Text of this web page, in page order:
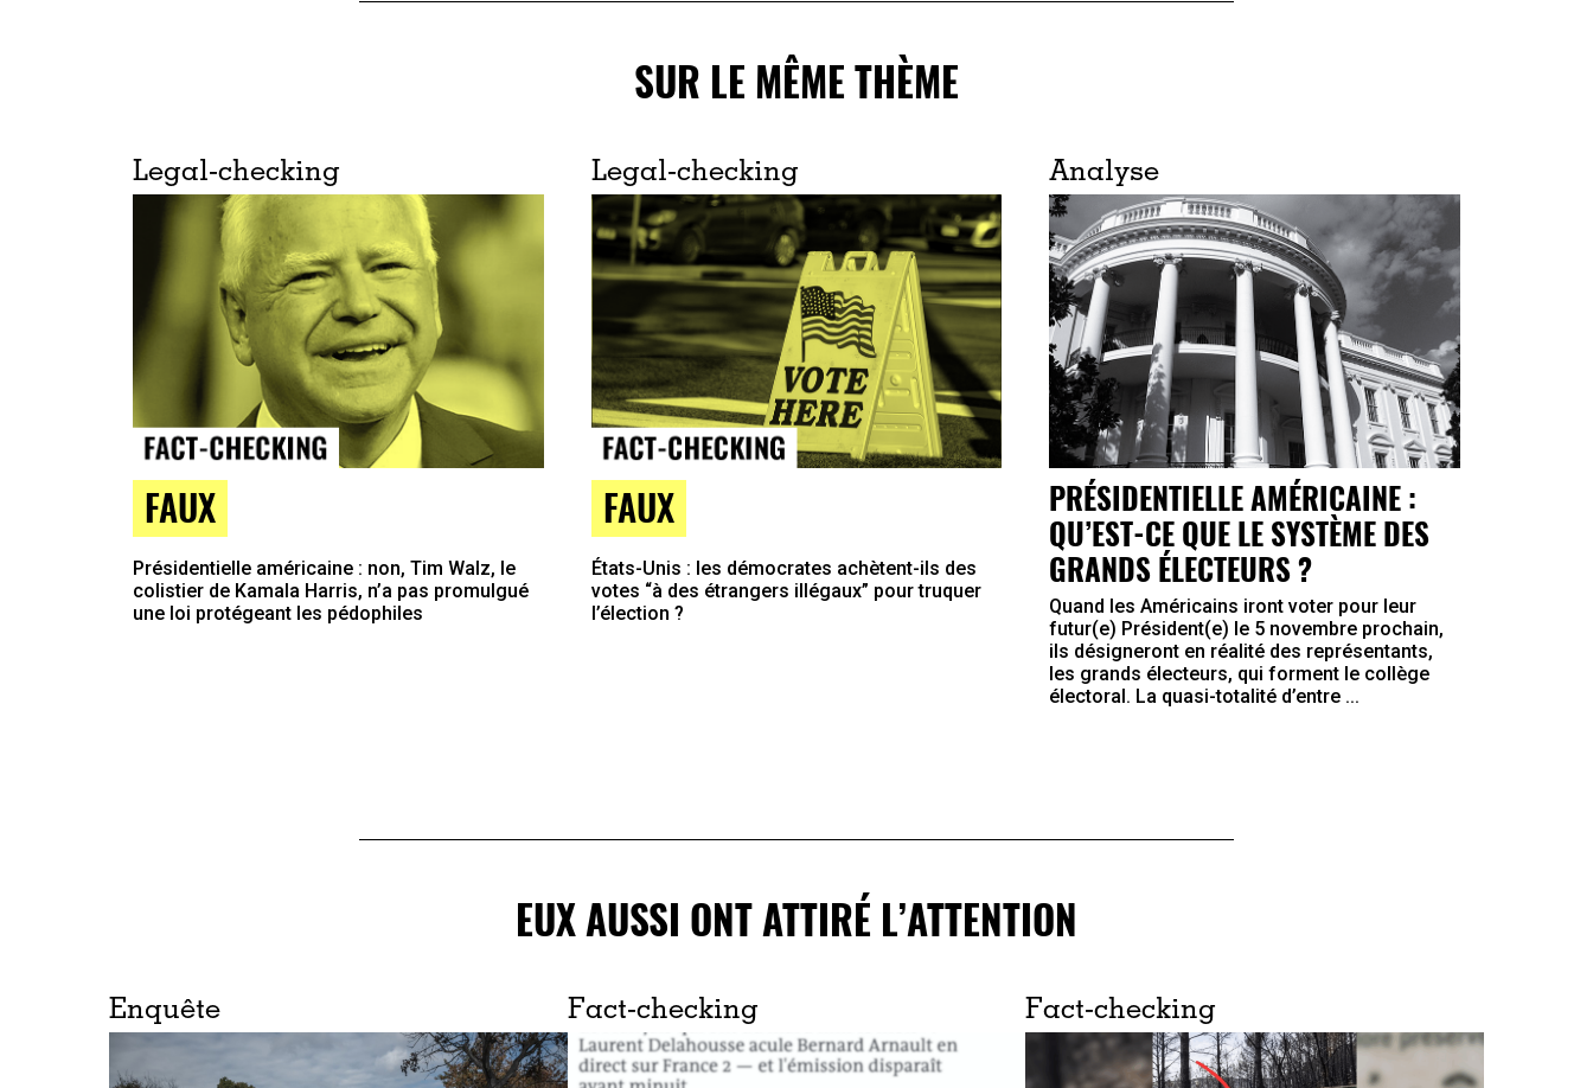
SUR LE MÊME THÈME
Legal-checking
FAUX
Présidentielle américaine : non, Tim Walz, le
colistier de Kamala Harris, n’a pas promulgué
une loi protégeant les pédophiles
Legal-checking
FAUX
États-Unis : les démocrates achètent-ils des
votes “à des étrangers illégaux” pour truquer
l’élection ?
Analyse
PRÉSIDENTIELLE AMÉRICAINE :
QU’EST-CE QUE LE SYSTÈME DES
GRANDS ÉLECTEURS ?
Quand les Américains iront voter pour leur
futur(e) Président(e) le 5 novembre prochain,
ils désigneront en réalité des représentants,
les grands électeurs, qui forment le collège
électoral. La quasi-totalité d’entre ...
EUX AUSSI ONT ATTIRÉ L’ATTENTION
Enquête Fact-checking Fact-checking